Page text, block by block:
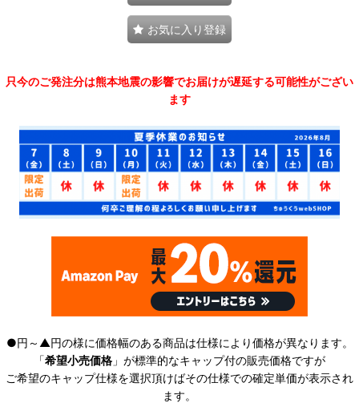
お気に入り登録
只今のご発注分は熊本地震の影響でお届けが遅延する可能性がござい
ます
●円～▲円の様に価格幅のある商品は仕様により価格が異なります。
「希望小売価格 」が標準的なキャップ付の販売価格ですが
ご希望のキャップ仕様を選択頂けばその仕様での確定単価が表示され
ます。